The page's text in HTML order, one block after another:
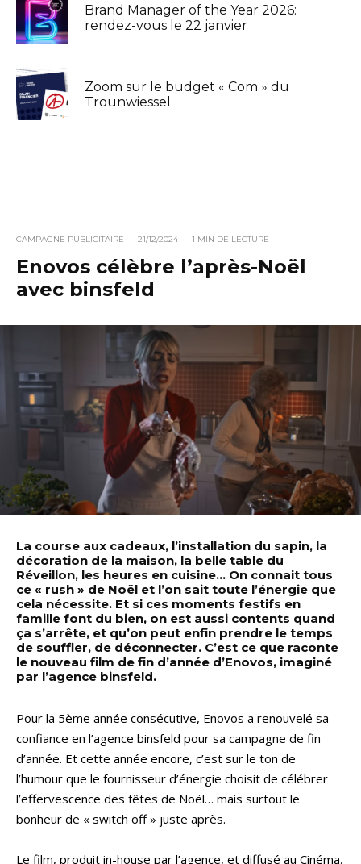
Brand Manager of the Year 2026:
rendez-vous le 22 janvier
Zoom sur le budget « Com » du
Trounwiessel
CAMPAGNE PUBLICITAIRE · 21/12/2024 · 1 MIN DE LECTURE
Enovos célèbre l’après-Noël
avec binsfeld
La course aux cadeaux, l’installation du sapin, la
décoration de la maison, la belle table du
Réveillon, les heures en cuisine… On connait tous
ce « rush » de Noël et l’on sait toute l’énergie que
cela nécessite. Et si ces moments festifs en
famille font du bien, on est aussi contents quand
ça s’arrête, et qu’on peut enfin prendre le temps
de souffler, de déconnecter. C’est ce que raconte
le nouveau film de fin d’année d’Enovos, imaginé
par l’agence binsfeld.
Pour la 5ème année consécutive, Enovos a renouvelé sa
confiance en l’agence binsfeld pour sa campagne de fin
d’année. Et cette année encore, c’est sur le ton de
l’humour que le fournisseur d’énergie choisit de célébrer
l’effervescence des fêtes de Noël… mais surtout le
bonheur de « switch off » juste après.
Le film, produit in-house par l’agence, et diffusé au Cinéma,